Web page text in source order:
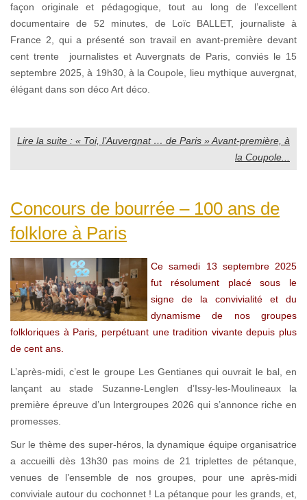
façon originale et pédagogique, tout au long de l’excellent
documentaire de 52 minutes, de Loïc BALLET, journaliste à
France 2, qui a présenté son travail en avant-première devant
cent trente journalistes et Auvergnats de Paris, conviés le 15
septembre 2025, à 19h30, à la Coupole, lieu mythique auvergnat,
élégant dans son déco Art déco.
Lire la suite : « Toi, l’Auvergnat … de Paris » Avant-première, à
la Coupole...
Concours de bourrée – 100 ans de
folklore à Paris
Ce samedi 13 septembre 2025
fut résolument placé sous le
signe de la convivialité et du
dynamisme de nos groupes
folkloriques à Paris, perpétuant une tradition vivante depuis plus
de cent ans.
L’après-midi, c’est le groupe Les Gentianes qui ouvrait le bal, en
lançant au stade Suzanne-Lenglen d’Issy-les-Moulineaux la
première épreuve d’un Intergroupes 2026 qui s’annonce riche en
promesses.
Sur le thème des super-héros, la dynamique équipe organisatrice
a accueilli dès 13h30 pas moins de 21 triplettes de pétanque,
venues de l’ensemble de nos groupes, pour une après-midi
conviviale autour du cochonnet ! La pétanque pour les grands, et,